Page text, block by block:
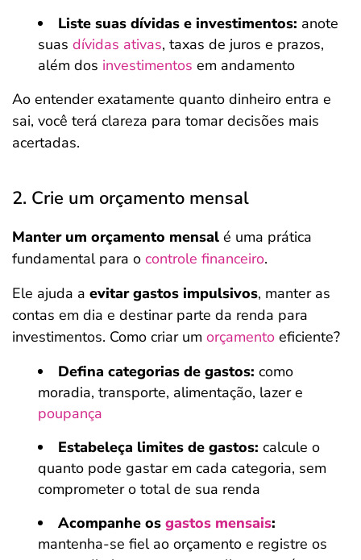
Liste suas dívidas e investimentos: anote
suas dívidas ativas, taxas de juros e prazos,
além dos investimentos em andamento
Ao entender exatamente quanto dinheiro entra e
sai, você terá clareza para tomar decisões mais
acertadas.
2. Crie um orçamento mensal
Manter um orçamento mensal é uma prática
fundamental para o controle financeiro.
Ele ajuda a evitar gastos impulsivos, manter as
contas em dia e destinar parte da renda para
investimentos. Como criar um orçamento eficiente?
Defina categorias de gastos: como
moradia, transporte, alimentação, lazer e
poupança
Estabeleça limites de gastos: calcule o
quanto pode gastar em cada categoria, sem
comprometer o total de sua renda
Acompanhe os gastos mensais:
mantenha-se fiel ao orçamento e registre os